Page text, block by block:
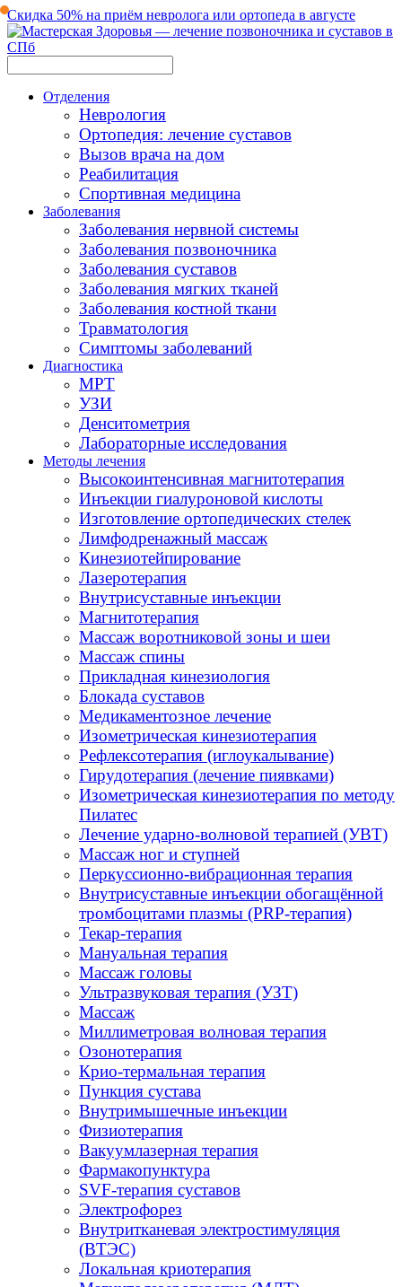
Скидка 50% на приём невролога или ортопеда в августе
Отделения
Неврология
Ортопедия: лечение суставов
Вызов врача на дом
Реабилитация
Спортивная медицина
Заболевания
Заболевания нервной системы
Заболевания позвоночника
Заболевания суставов
Заболевания мягких тканей
Заболевания костной ткани
Травматология
Симптомы заболеваний
Диагностика
МРТ
УЗИ
Денситометрия
Лабораторные исследования
Методы лечения
Высокоинтенсивная магнитотерапия
Инъекции гиалуроновой кислоты
Изготовление ортопедических стелек
Лимфодренажный массаж
Кинезиотейпирование
Лазеротерапия
Внутрисуставные инъекции
Магнитотерапия
Массаж воротниковой зоны и шеи
Массаж спины
Прикладная кинезиология
Блокада суставов
Медикаментозное лечение
Изометрическая кинезиотерапия
Рефлексотерапия (иглоукалывание)
Гирудотерапия (лечение пиявками)
Изометрическая кинезиотерапия по методу
Пилатес
Лечение ударно-волновой терапией (УВТ)
Массаж ног и ступней
Перкуссионно-вибрационная терапия
Внутрисуставные инъекции обогащённой
тромбоцитами плазмы (PRP-терапия)
Текар-терапия
Мануальная терапия
Массаж головы
Ультразвуковая терапия (УЗТ)
Массаж
Миллиметровая волновая терапия
Озонотерапия
Крио-термальная терапия
Пункция сустава
Внутримышечные инъекции
Физиотерапия
Вакуумлазерная терапия
Фармакопунктура
SVF-терапия суставов
Электрофорез
Внутритканевая электростимуляция
(ВТЭС)
Локальная криотерапия